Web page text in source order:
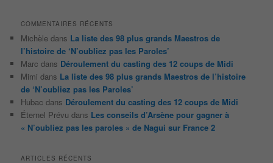
COMMENTAIRES RÉCENTS
Michèle dans La liste des 98 plus grands Maestros de
l’histoire de ‘N’oubliez pas les Paroles’
Marc dans Déroulement du casting des 12 coups de Midi
Mimi dans La liste des 98 plus grands Maestros de l’histoire
de ‘N’oubliez pas les Paroles’
Hubac dans Déroulement du casting des 12 coups de Midi
Éternel Prévu dans Les conseils d’Arsène pour gagner à
« N’oubliez pas les paroles » de Nagui sur France 2
ARTICLES RÉCENTS